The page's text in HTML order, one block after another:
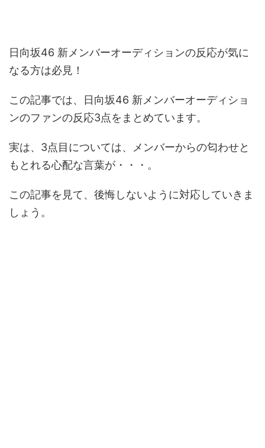
日向坂46 新メンバーオーディションの反応が気に
なる方は必見！
この記事では、日向坂46 新メンバーオーディショ
ンのファンの反応3点をまとめています。
実は、3点目については、メンバーからの匂わせと
もとれる心配な言葉が・・・。
この記事を見て、後悔しないように対応していきま
しょう。